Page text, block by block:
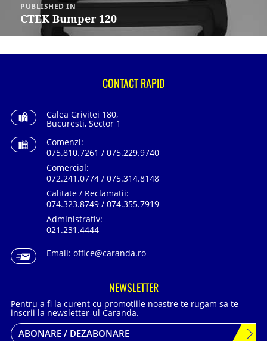
articole
PUBLISHED IN
CTEK Bumper 120
CONTACT RAPID
Calea Grivitei 180,
Bucuresti, Sector 1
Comenzi:
075.810.7261 / 075.229.9740
Comercial:
072.241.0774 / 075.314.8148
Calitate / Reclamatii:
074.323.8749 / 074.355.7919
Administrativ:
021.231.4444
Email: office@caranda.ro
NEWSLETTER
Pentru a fi la curent cu promotiile noastre te rugam sa te
inscrii la newsletter-ul Caranda.
ABONARE / DEZABONARE